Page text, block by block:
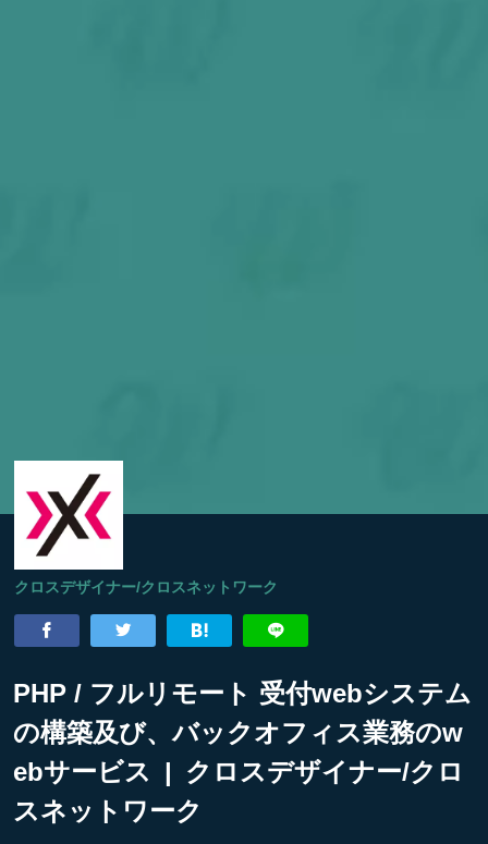
クロスデザイナー/クロスネットワーク
PHP / フルリモート 受付webシステム
の構築及び、バックオフィス業務のw
ebサービス | クロスデザイナー/クロ
スネットワーク